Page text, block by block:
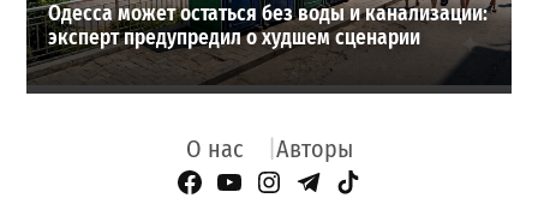
Одесса может остаться без воды и канализации:
эксперт предупредил о худшем сценарии
О нас Авторы
Facebook Page
YouTube
Instagram
Telegram
TikTok